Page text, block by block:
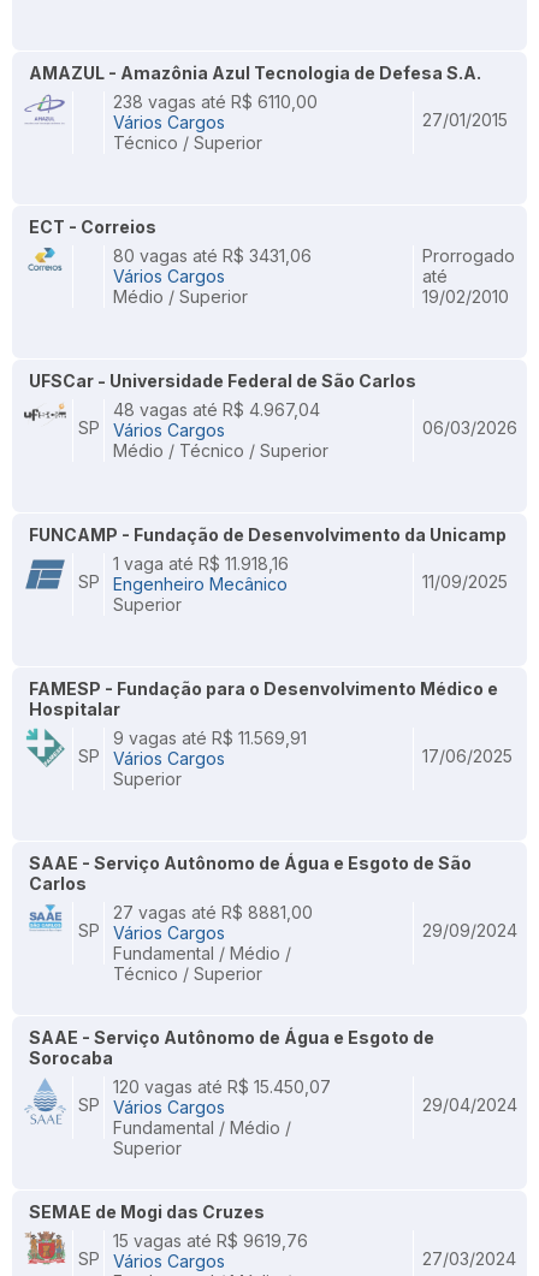
AMAZUL - Amazônia Azul Tecnologia de Defesa S.A.
238 vagas até R$ 6110,00
Vários Cargos
Técnico / Superior
27/01/2015
ECT - Correios
80 vagas até R$ 3431,06
Vários Cargos
Médio / Superior
Prorrogado
até
19/02/2010
UFSCar - Universidade Federal de São Carlos
SP
48 vagas até R$ 4.967,04
Vários Cargos
Médio / Técnico / Superior
06/03/2026
FUNCAMP - Fundação de Desenvolvimento da Unicamp
SP
1 vaga até R$ 11.918,16
Engenheiro Mecânico
Superior
11/09/2025
FAMESP - Fundação para o Desenvolvimento Médico e
Hospitalar
SP
9 vagas até R$ 11.569,91
Vários Cargos
Superior
17/06/2025
SAAE - Serviço Autônomo de Água e Esgoto de São
Carlos
SP
27 vagas até R$ 8881,00
Vários Cargos
Fundamental / Médio /
Técnico / Superior
29/09/2024
SAAE - Serviço Autônomo de Água e Esgoto de
Sorocaba
SP
120 vagas até R$ 15.450,07
Vários Cargos
Fundamental / Médio /
Superior
29/04/2024
SEMAE de Mogi das Cruzes
SP
15 vagas até R$ 9619,76
Vários Cargos
27/03/2024